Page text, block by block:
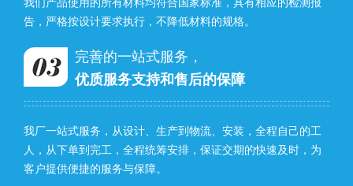
我们产品使用的所有材料均符合国家标准，具有相应的检测报
告，严格按设计要求执行，不降低材料的规格。
完善的一站式服务，
优质服务支持和售后的保障
我厂一站式服务，从设计、生产到物流、安装，全程自己的工
人，从下单到完工，全程统筹安排，保证交期的快速及时，为
客户提供便捷的服务与保障。